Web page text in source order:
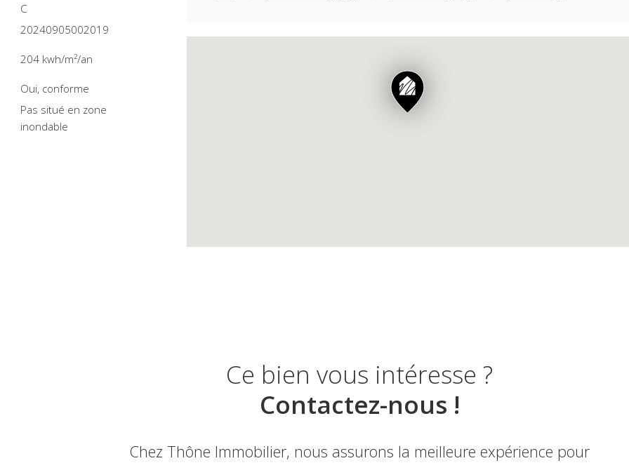
C
20240905002019
204 kwh/m²/an
oui, conforme
pas situé en zone
inondable
Ce bien vous intéresse ?
Contactez-nous !
Chez Thône Immobilier, nous assurons la meilleure expérience pour